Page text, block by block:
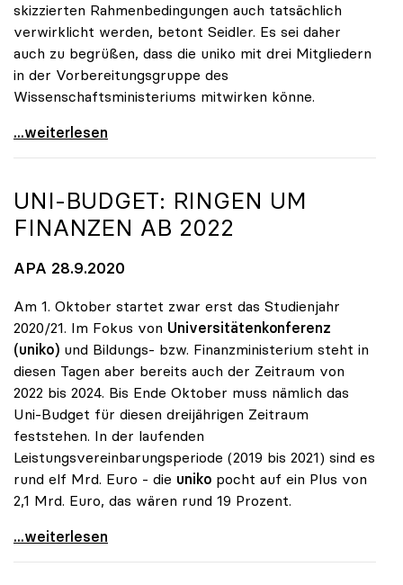
skizzierten Rahmenbedingungen auch tatsächlich
verwirklicht werden, betont Seidler. Es sei daher
auch zu begrüßen, dass die uniko mit drei Mitgliedern
in der Vorbereitungsgruppe des
Wissenschaftsministeriums mitwirken könne.
uniko steht Neugründung der TU Oberösterreich
...weiterlesen
UNI-BUDGET: RINGEN UM
FINANZEN AB 2022
APA 28.9.2020
Am 1. Oktober startet zwar erst das Studienjahr
2020/21. Im Fokus von Universitätenkonferenz
(uniko) und Bildungs- bzw. Finanzministerium steht in
diesen Tagen aber bereits auch der Zeitraum von
2022 bis 2024. Bis Ende Oktober muss nämlich das
Uni-Budget für diesen dreijährigen Zeitraum
feststehen. In der laufenden
Leistungsvereinbarungsperiode (2019 bis 2021) sind es
rund elf Mrd. Euro - die uniko pocht auf ein Plus von
2,1 Mrd. Euro, das wären rund 19 Prozent.
Uni-Budget: Ringen um Finanzen ab 2022
...weiterlesen